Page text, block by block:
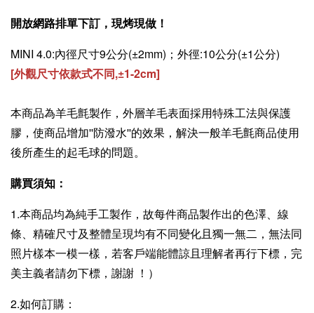
開放網路排單下訂，現烤現做！
MINI 4.0:內徑尺寸9公分(±2mm)；外徑:10公分(±1公分)
[外觀尺寸依款式不同,±1-2cm]
本商品為羊毛氈製作，外層羊毛表面採用特殊工法與保護
膠，使商品增加''防潑水''的效果，解決一般羊毛氈商品使用
後所產生的起毛球的問題。
購買須知：
1.本商品均為純手工製作，故每件商品製作出的色澤、線
條、精確尺寸及整體呈現均有不同變化且獨一無二，無法同
照片樣本一模一樣，若客戶端能體諒且理解者再行下標，完
美主義者請勿下標，謝謝 ！）
2.如何訂購：